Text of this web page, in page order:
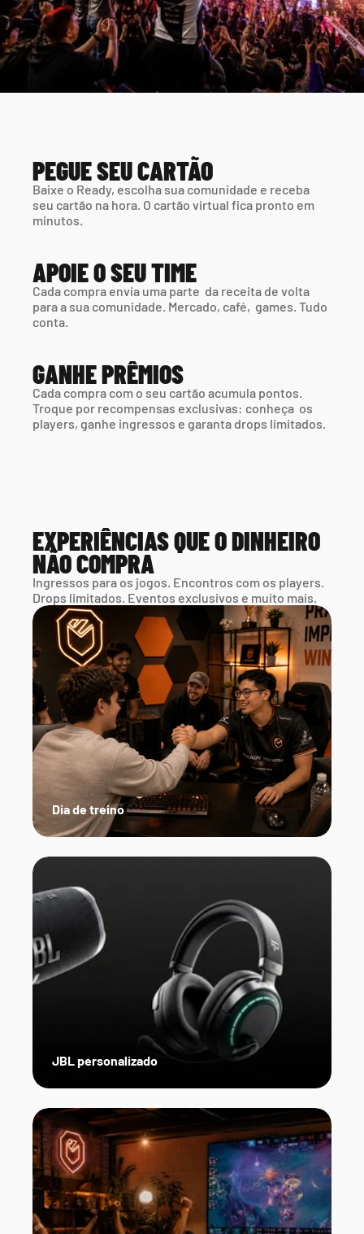
PEGUE SEU CARTÃO
Baixe o Ready, escolha sua comunidade e receba
seu cartão na hora. O cartão virtual fica pronto em
minutos.
APOIE O SEU TIME
Cada compra envia uma parte  da receita de volta
para a sua comunidade. Mercado, café,  games. Tudo
conta.
GANHE PRÊMIOS
Cada compra com o seu cartão acumula pontos.
Troque por recompensas exclusivas: conheça  os
players, ganhe ingressos e garanta drops limitados.
EXPERIÊNCIAS QUE O DINHEIRO
NÃO COMPRA
Ingressos para os jogos. Encontros com os players.
Drops limitados. Eventos exclusivos e muito mais.
JBL personalizado
Dia de treino